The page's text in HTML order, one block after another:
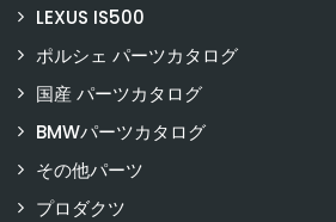
LEXUS IS500
ポルシェ パーツカタログ
国産 パーツカタログ
BMWパーツカタログ
その他パーツ
プロダクツ